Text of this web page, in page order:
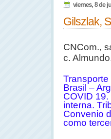
viernes, 8 de
Gilszlak,
CNCom.,
c.
Brasil –
COVID
interna.
Convenio
como